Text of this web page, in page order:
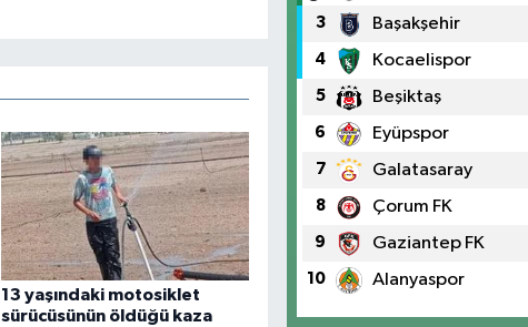
13 yaşındaki motosiklet
sürücüsünün öldüğü kaza
3 Başakşehir
4 Kocaelispor
5 Beşiktaş
6 Eyüpspor
7 Galatasaray
8 Çorum FK
9 Gaziantep FK
10 Alanyaspor